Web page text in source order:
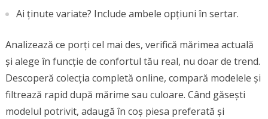
Ai ținute variate? Include ambele opțiuni în sertar.
Analizează ce porți cel mai des, verifică mărimea actuală
și alege în funcție de confortul tău real, nu doar de trend.
Descoperă colecția completă online, compară modelele și
filtrează rapid după mărime sau culoare. Când găsești
modelul potrivit, adaugă în coș piesa preferată și